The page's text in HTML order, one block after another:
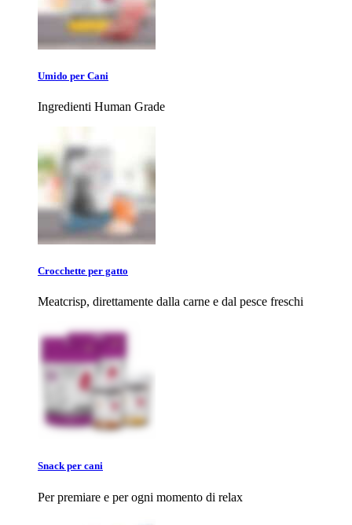
Umido per Cani
Ingredienti Human Grade
Crocchette per gatto
Meatcrisp, direttamente dalla carne e dal pesce freschi
Snack per cani
Per premiare e per ogni momento di relax